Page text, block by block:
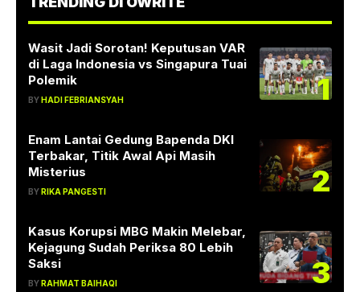
Wasit Jadi Sorotan! Keputusan VAR
di Laga Indonesia vs Singapura Tuai
Polemik
BYHADI FEBRIANSYAH 1
Enam Lantai Gedung Bapenda DKI
Terbakar, Titik Awal Api Masih
Misterius
BYRIKA PANGESTI 2
Kasus Korupsi MBG Makin Melebar,
Kejagung Sudah Periksa 80 Lebih
Saksi
BYRAHMAT BAIHAQI 3